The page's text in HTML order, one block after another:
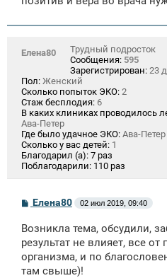
Елена80
Трудный подросток
Сообщения: 595
Зарегистрирован: 23
Пол: Женский
Сколько попыток ЭКО: 2
Стаж бесплодия: 6
В каких клиниках проводилось
Ава-Петер
Где было удачное ЭКО: Ава-Петер
Сколько у вас детей: 1
Благодарил (а): 7 раз
Поблагодарили: 110 раз
С
о
б
щ
н
и
Елена80 02 июл 2019, 09:40
Возникла тема, обсудили,
результат не влияет, все
организма, и по
там свыше)!